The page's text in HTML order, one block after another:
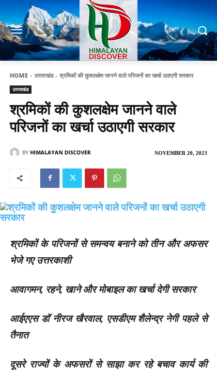
HOME उत्तराखंड श्रमिकों की कुशलक्षेम जानने वाले परिजनों का खर्चा उठाएगी सरकार
उत्तराखंड
श्रमिकों की कुशलक्षेम जानने वाले
परिजनों का खर्चा उठाएगी सरकार
NOVEMBER 20, 2023
BY HIMALAYAN DISCOVER
श्रमिकों के परिजनों से समन्वय बनाने को तीन और अफसर
भेजे गए उत्तरकाशी
आवागमन, रहने, खाने और मोबाइल का खर्चा देगी सरकार
आईएएस डॉ नीरज खैरवाल, एसडीएम शैलेन्द्र नेगी पहले से
तैनात
दूसरे राज्यों के अफसरों से साझा कर रहे बचाव कार्य की